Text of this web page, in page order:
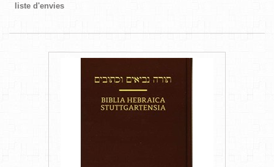
liste d'envies